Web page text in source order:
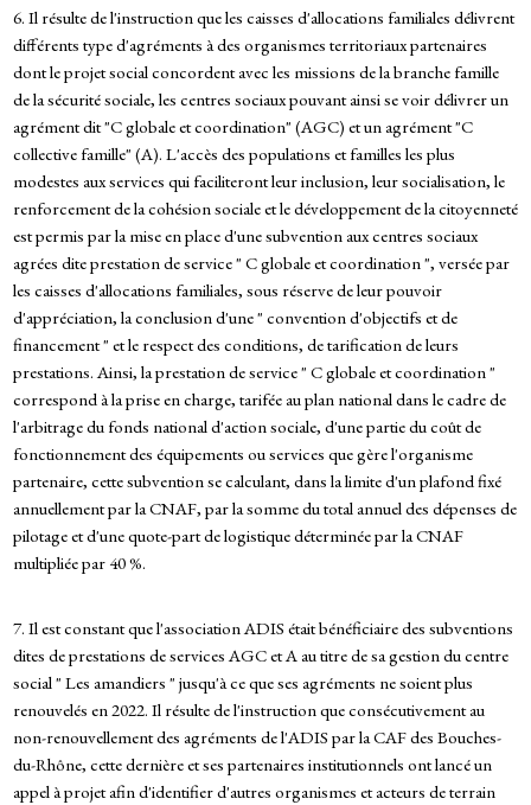
6. Il résulte de l'instruction que les caisses d'allocations familiales délivrent
différents type d'agréments à des organismes territoriaux partenaires
dont le projet social concordent avec les missions de la branche famille
de la sécurité sociale, les centres sociaux pouvant ainsi se voir délivrer un
agrément dit "C globale et coordination" (AGC) et un agrément "C
collective famille" (A). L'accès des populations et familles les plus
modestes aux services qui faciliteront leur inclusion, leur socialisation, le
renforcement de la cohésion sociale et le développement de la citoyenneté
est permis par la mise en place d'une subvention aux centres sociaux
agrées dite prestation de service " C globale et coordination ", versée par
les caisses d'allocations familiales, sous réserve de leur pouvoir
d'appréciation, la conclusion d'une " convention d'objectifs et de
financement " et le respect des conditions, de tarification de leurs
prestations. Ainsi, la prestation de service " C globale et coordination "
correspond à la prise en charge, tarifée au plan national dans le cadre de
l'arbitrage du fonds national d'action sociale, d'une partie du coût de
fonctionnement des équipements ou services que gère l'organisme
partenaire, cette subvention se calculant, dans la limite d'un plafond fixé
annuellement par la CNAF, par la somme du total annuel des dépenses de
pilotage et d'une quote-part de logistique déterminée par la CNAF
multipliée par 40 %.
7. Il est constant que l'association ADIS était bénéficiaire des subventions
dites de prestations de services AGC et A au titre de sa gestion du centre
social " Les amandiers " jusqu'à ce que ses agréments ne soient plus
renouvelés en 2022. Il résulte de l'instruction que consécutivement au
non-renouvellement des agréments de l'ADIS par la CAF des Bouches-
du-Rhône, cette dernière et ses partenaires institutionnels ont lancé un
appel à projet afin d'identifier d'autres organismes et acteurs de terrain